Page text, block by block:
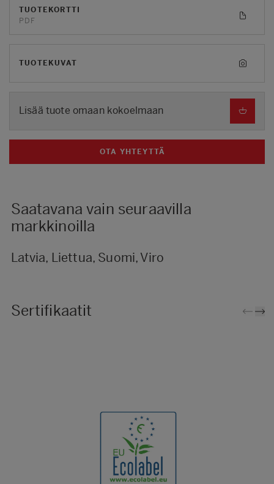
TUOTEKORTTI
PDF
TUOTEKUVAT
Lisää tuote omaan kokoelmaan
OTA YHTEYTTÄ
Saatavana vain seuraavilla
markkinoilla
Latvia, Liettua, Suomi, Viro
Sertifikaatit